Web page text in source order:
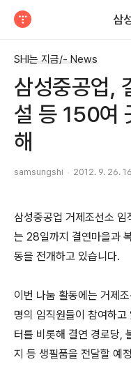
삼
SHI는 지금/- News
삼성중공업,
설 등 150여
해
samsungshi 2012. 9. 26.
삼성중공업 거제조선소
는 28일까지 결연마을과
동을 전개하고 있습니다.
이번 나눔 활동에는 거제
명의 임직원들이 참여하
터를 비롯해 결연 경로당,
지 등 생필품을 전달할 예